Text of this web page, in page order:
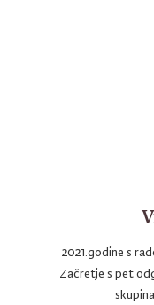
2021.godine s
Začretje s pet